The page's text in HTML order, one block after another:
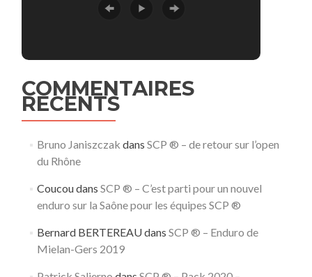
COMMENTAIRES
RECENTS
Bruno Janiszczak dans SCP ® – de retour sur l’open
du Rhône
Coucoudans SCP ® – C’est parti pour un nouvel
enduro sur la Saône pour les équipes SCP ®
Bernard BERTEREAUdans SCP ® – Enduro de
Mielan-Gers 2019